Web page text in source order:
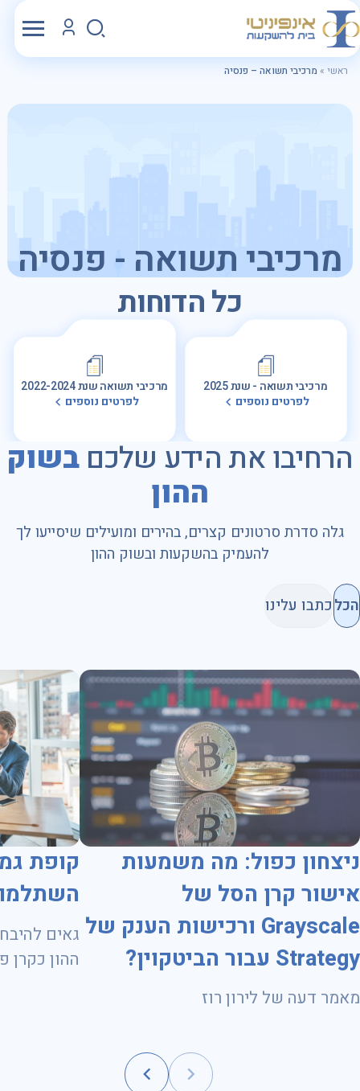
ראשי » מרכיבי תשואה – פנסיה
מרכיבי תשואה - פנסיה
כל הדוחות
מרכיבי תשואה - שנת 2025
לפרטים נוספים
מרכיבי תשואה שנת 2022-2024
לפרטים נוספים
הרחיבו את הידע שלכםבשוק
ההון
גלה סדרת סרטונים קצרים, בהירים ומועילים שיסייעו לך
להעמיק בהשקעות ובשוק ההון
הכלכתבו עלינו
ניצחון כפול: מה משמעות
אישור קרן הסל של
Grayscale ורכישות הענק של
Strategy עבור הביטקוין?
מאמר דעה של לירון רוז
קופת
גאים